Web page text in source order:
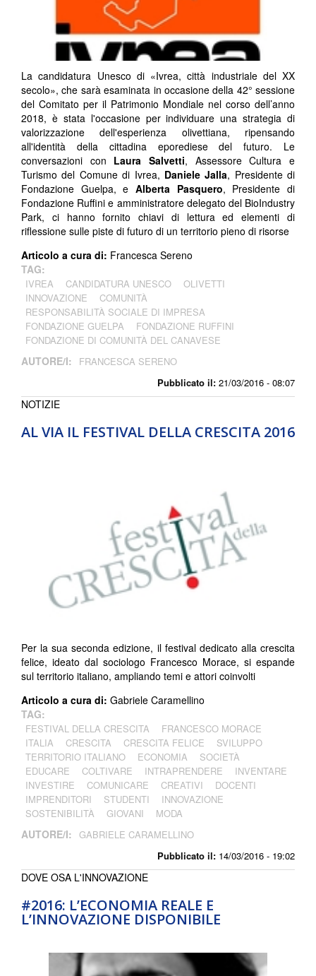
Pubblicato il: 21/03/2016 - 08:07
La candidatura Unesco di «Ivrea, città industriale del XX
secolo», che sarà esaminata in occasione della 42° sessione
del Comitato per il Patrimonio Mondiale nel corso dell’anno
2018, è stata l'occasione per individuare una strategia di
valorizzazione dell'esperienza olivettiana, ripensando
all'identità della cittadina eporediese del futuro. Le
conversazioni con Laura Salvetti, Assessore Cultura e
Turismo del Comune di Ivrea, Daniele Jalla, Presidente di
Fondazione Guelpa, e Alberta Pasquero, Presidente di
Fondazione Ruffini e amministratore delegato del BioIndustry
Park, ci hanno fornito chiavi di lettura ed elementi di
riflessione sulle piste di futuro di un territorio pieno di risorse
Articolo a cura di: Francesca Sereno
TAG:
IVREA CANDIDATURA UNESCO
OLIVETTI
INNOVAZIONE
COMUNITÀ
RESPONSABILITÀ SOCIALE DI IMPRESA
FONDAZIONE GUELPA
FONDAZIONE RUFFINI
FONDAZIONE DI COMUNITÀ DEL CANAVESE
AUTORE/I: FRANCESCA SERENO
AL VIA IL FESTIVAL DELLA CRESCITA 2016
Pubblicato il: 14/03/2016 - 19:02
NOTIZIE
Per la sua seconda edizione, il festival dedicato alla crescita
felice, ideato dal sociologo Francesco Morace, si espande
sul territorio italiano, ampliando temi e attori coinvolti
Articolo a cura di: Gabriele Caramellino
TAG:
FESTIVAL DELLA CRESCITA
FRANCESCO MORACE
ITALIA
CRESCITA CRESCITA FELICE
SVILUPPO
TERRITORIO ITALIANO
ECONOMIA
SOCIETÀ
EDUCARE
COLTIVARE INTRAPRENDERE
INVENTARE
INVESTIRE
COMUNICARE CREATIVI
DOCENTI
IMPRENDITORI
STUDENTI
INNOVAZIONE
SOSTENIBILITÀ
GIOVANI MODA
AUTORE/I: GABRIELE CARAMELLINO
#2016: L’ECONOMIA REALE E
L’INNOVAZIONE DISPONIBILE
DOVE OSA L'INNOVAZIONE